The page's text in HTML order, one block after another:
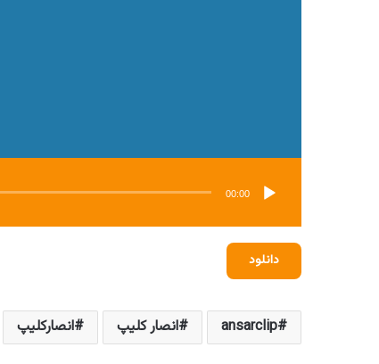
00:00
دانلود
ansarclip انصار کلیپ انصارکلیپ